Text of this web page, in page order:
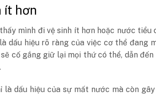
ít hơn
mình đi vệ sinh ít hơn hoặc nước tiểu
dấu hiệu rõ ràng của việc cơ thể đang
cố gắng giữ lại mọi thứ có thể, dẫn
là dấu hiệu của sự mất nước mà còn